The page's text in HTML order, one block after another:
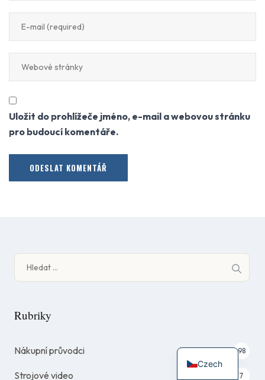
Uložit do prohlížeče jméno, e-mail a webovou stránku
pro budoucí komentáře.
Vyhledávání
Rubriky
Nákupní průvodci 98
Strojové video 7
Czech